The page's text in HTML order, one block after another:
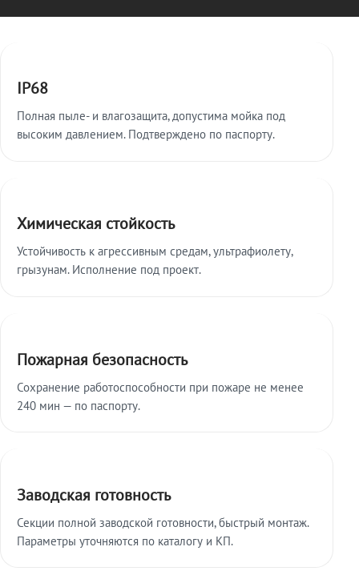
IP68
Полная пыле- и влагозащита, допустима мойка под
высоким давлением. Подтверждено по паспорту.
Химическая стойкость
Устойчивость к агрессивным средам, ультрафиолету,
грызунам. Исполнение под проект.
Пожарная безопасность
Сохранение работоспособности при пожаре не менее
240 мин — по паспорту.
Заводская готовность
Секции полной заводской готовности, быстрый монтаж.
Параметры уточняются по каталогу и КП.